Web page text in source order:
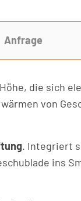
Anfrage
die sich
von
. Integriert
ins